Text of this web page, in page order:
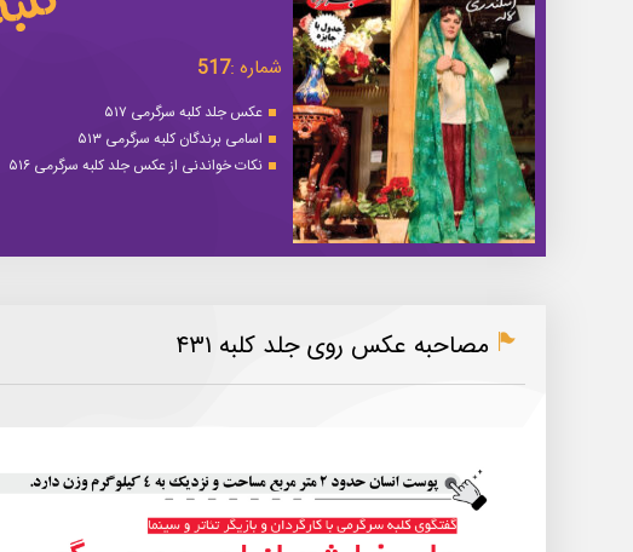
شماره :517
عکس جلد کلبه سرگرمی ۵۱۷
اسامی برندگان کلبه سرگرمی ۵۱۳
نکات خواندنی از عکس جلد کلبه سرگرمی ۵۱۶
مصاحبه عکس روی جلد کلبه ۴۳۱